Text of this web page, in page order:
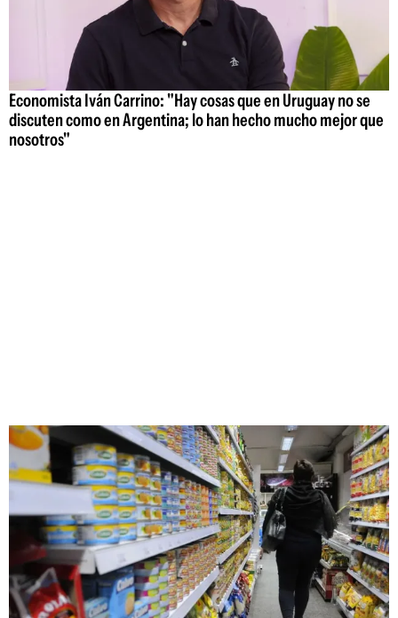
Economista Iván Carrino: "Hay cosas que en Uruguay no se
discuten como en Argentina; lo han hecho mucho mejor que
nosotros"